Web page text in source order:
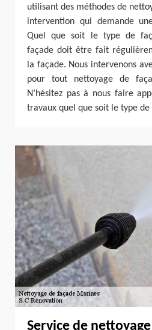
utilisant des méthodes de
intervention qui demande
Quel que soit le type de
façade doit être fait
la façade. Nous intervenons
pour tout nettoyage de
N’hésitez pas à nous faire
travaux quel que soit le type
Service de